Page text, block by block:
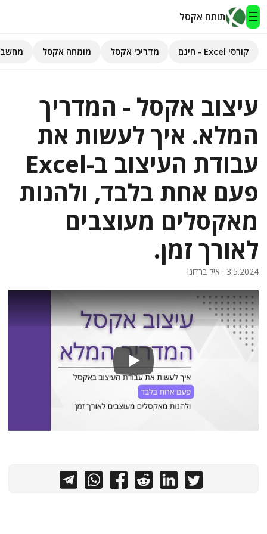
☰ תותח אקסל
קורסי Excel - חינם
מדריכי אקסל
השירותים שלנו
מומחה אקסל
מחשבוני אקסל
קורסי Excel - חינם מדריכי אקסל מומחה אקסל
עיצוב אקסל - המדריך
המלא. איך לעשות את
עבודת העיצוב ב-Excel
פעם אחת בלבד, ולהנות
מאקסלים מעוצבים
לאורך זמן.
3.5.2024 · איל ברדוגו
Play